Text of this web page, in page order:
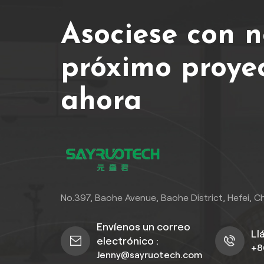
viviendas. Gracias a su robusta
construcción y atractivo
practicidad y estilo a la
de
Asociese con
próximo
ahora
No.397, Baohe Avenue, Baohe District, Hefei,
Envíenos un correo
electrónico :
Jenny@sayruotech.com